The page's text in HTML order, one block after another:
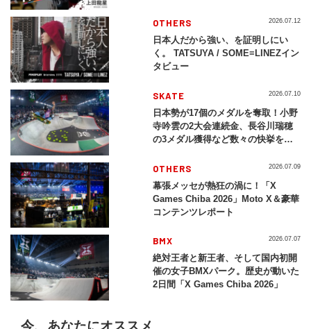
OTHERS
日本人だから強い、を証明しにい
く。 TATSUYA / SOME≡LINEZイン
タビュー
2026.07.12
SKATE
日本勢が17個のメダルを奪取！小野
寺吟雲の2大会連続金、長谷川瑞穂
の3メダル獲得など数々の快挙をプ
2026」
2026.07.10
OTHERS
幕張メッセが熱狂の渦に！「X
Games Chiba 2026」Moto X＆豪華
コンテンツレポート
2026.07.09
BMX
絶対王者と新王者、そして国内初開
催の女子BMXパーク。歴史が動いた
2日間「X Games Chiba 2026」
2026.07.07
今、あなたにオススメ